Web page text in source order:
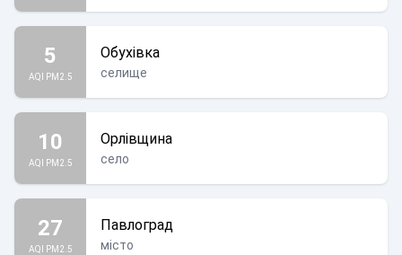
5
AQI PM2.5
Обухівка
селище
10
AQI PM2.5
Орлівщина
село
27
AQI PM2.5
Павлоград
місто